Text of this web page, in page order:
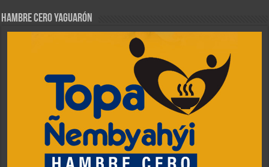
Hambre Cero Yaguarón